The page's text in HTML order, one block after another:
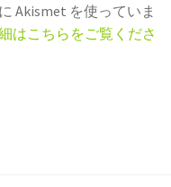
Akismet を使っていま
はこちらをご覧くださ